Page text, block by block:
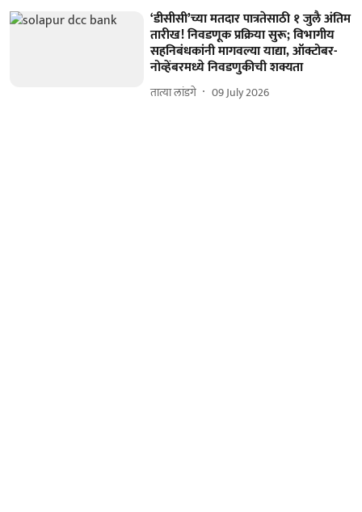
‘डीसीसी’च्या मतदार पात्रतेसाठी १ जुलै अंतिम
तारीख! निवडणूक प्रक्रिया सुरू; विभागीय
सहनिबंधकांनी मागवल्या याद्या, ऑक्टोबर-
नोव्हेंबरमध्ये निवडणुकीची शक्यता
तात्या लांडगे 09 July 2026